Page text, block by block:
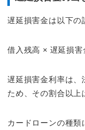
遅延損害金は以下の
借入残高 × 遅延損
遅延損害金利率は、
ため、その割合以上
カードローンの種類